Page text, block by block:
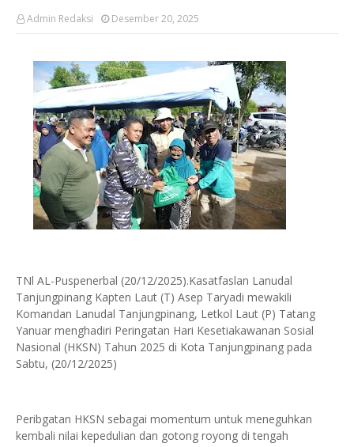
Admin Redaksi Desember 20, 2025
TNl AL-Puspenerbal (20/12/2025).Kasatfaslan Lanudal
Tanjungpinang Kapten Laut (T) Asep Taryadi mewakili
Komandan Lanudal Tanjungpinang, Letkol Laut (P) Tatang
Yanuar menghadiri Peringatan Hari Kesetiakawanan Sosial
Nasional (HKSN) Tahun 2025 di Kota Tanjungpinang pada
Sabtu, (20/12/2025)
Peribgatan HKSN sebagai momentum untuk meneguhkan
kembali nilai kepedulian dan gotong royong di tengah